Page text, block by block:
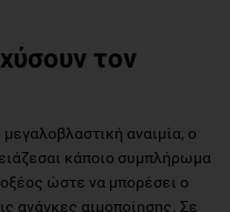
τον
αναιμία, ο
κάποιο συμπλήρωμα
ώστε να μπορέσει ο
ανάγκες αιμοποίησης. Σε